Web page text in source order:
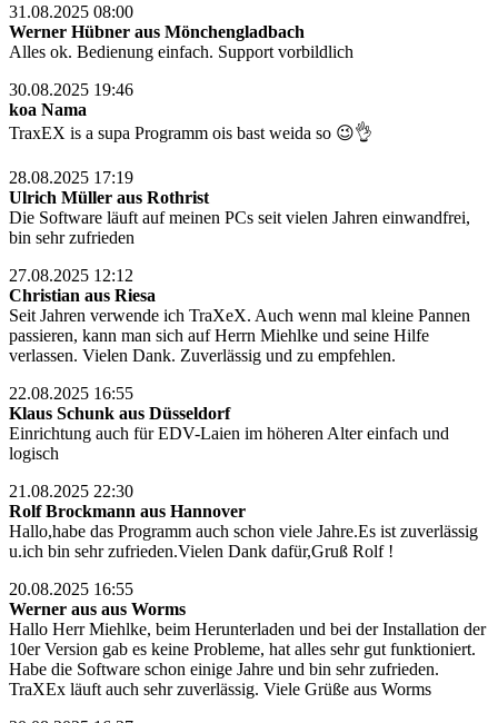
31.08.2025 08:00
Werner Hübner aus Mönchengladbach
Alles ok. Bedienung einfach. Support vorbildlich
30.08.2025 19:46
koa Nama
TraxEX is a supa Programm ois bast weida so 😉👌
28.08.2025 17:19
Ulrich Müller aus Rothrist
Die Software läuft auf meinen PCs seit vielen Jahren einwandfrei,
bin sehr zufrieden
27.08.2025 12:12
Christian aus Riesa
Seit Jahren verwende ich TraXeX. Auch wenn mal kleine Pannen
passieren, kann man sich auf Herrn Miehlke und seine Hilfe
verlassen. Vielen Dank. Zuverlässig und zu empfehlen.
22.08.2025 16:55
Klaus Schunk aus Düsseldorf
Einrichtung auch für EDV-Laien im höheren Alter einfach und
logisch
21.08.2025 22:30
Rolf Brockmann aus Hannover
Hallo,habe das Programm auch schon viele Jahre.Es ist zuverlässig
u.ich bin sehr zufrieden.Vielen Dank dafür,Gruß Rolf !
20.08.2025 16:55
Werner aus aus Worms
Hallo Herr Miehlke, beim Herunterladen und bei der Installation der
10er Version gab es keine Probleme, hat alles sehr gut funktioniert.
Habe die Software schon einige Jahre und bin sehr zufrieden.
TraXEx läuft auch sehr zuverlässig. Viele Grüße aus Worms